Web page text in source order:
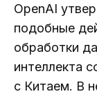
OpenAI
подобные
обработки
интеллекта
с Китаем. В